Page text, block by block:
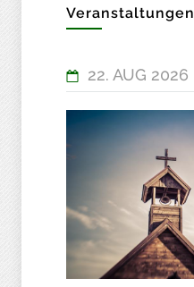
Veranstaltungen
22. AUG 2026